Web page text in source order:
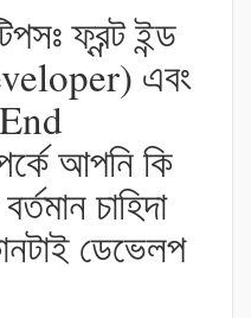
ফ্রন্ট ইন্ড
এবং
আপনি কি
চাহিদা
ডেভেলপ